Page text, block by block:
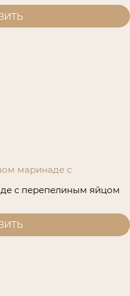
маринаде с
с перепелиным яйцом